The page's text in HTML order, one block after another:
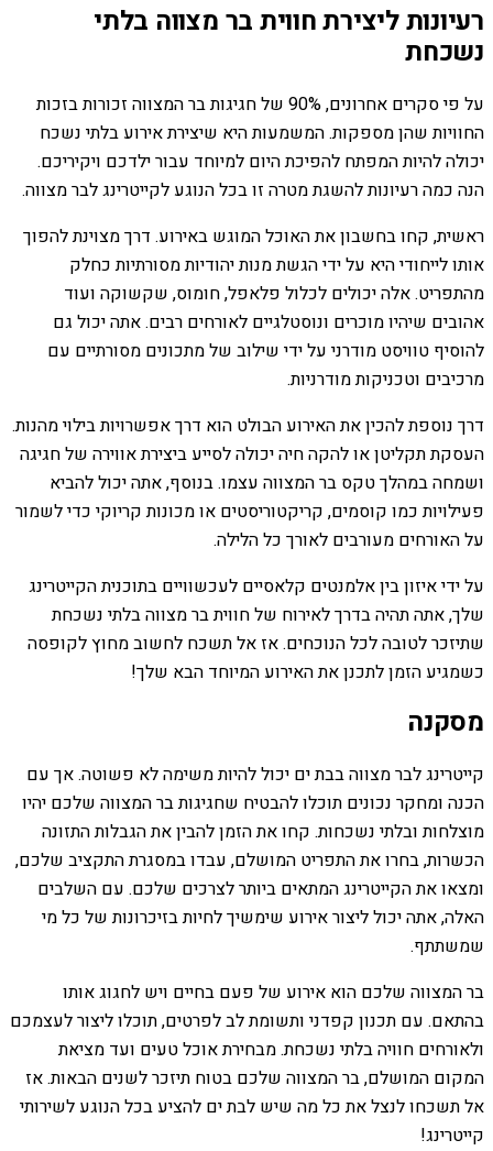
רעיונות ליצירת חווית בר מצווה בלתי
נשכחת
על פי סקרים אחרונים, 90% של חגיגות בר המצווה זכורות בזכות
החוויות שהן מספקות. המשמעות היא שיצירת אירוע בלתי נשכח
יכולה להיות המפתח להפיכת היום למיוחד עבור ילדכם ויקיריכם.
הנה כמה רעיונות להשגת מטרה זו בכל הנוגע לקייטרינג לבר מצווה.
ראשית, קחו בחשבון את האוכל המוגש באירוע. דרך מצוינת להפוך
אותו לייחודי היא על ידי הגשת מנות יהודיות מסורתיות כחלק
מהתפריט. אלה יכולים לכלול פלאפל, חומוס, שקשוקה ועוד
אהובים שיהיו מוכרים ונוסטלגיים לאורחים רבים. אתה יכול גם
להוסיף טוויסט מודרני על ידי שילוב של מתכונים מסורתיים עם
מרכיבים וטכניקות מודרניות.
דרך נוספת להכין את האירוע הבולט הוא דרך אפשרויות בילוי מהנות.
העסקת תקליטן או להקה חיה יכולה לסייע ביצירת אווירה של חגיגה
ושמחה במהלך טקס בר המצווה עצמו. בנוסף, אתה יכול להביא
פעילויות כמו קוסמים, קריקטוריסטים או מכונות קריוקי כדי לשמור
על האורחים מעורבים לאורך כל הלילה.
על ידי איזון בין אלמנטים קלאסיים לעכשוויים בתוכנית הקייטרינג
שלך, אתה תהיה בדרך לאירוח של חווית בר מצווה בלתי נשכחת
שתיזכר לטובה לכל הנוכחים. אז אל תשכח לחשוב מחוץ לקופסה
כשמגיע הזמן לתכנן את האירוע המיוחד הבא שלך!
מסקנה
קייטרינג לבר מצווה בבת ים יכול להיות משימה לא פשוטה. אך עם
הכנה ומחקר נכונים תוכלו להבטיח שחגיגות בר המצווה שלכם יהיו
מוצלחות ובלתי נשכחות. קחו את הזמן להבין את הגבלות התזונה
הכשרות, בחרו את התפריט המושלם, עבדו במסגרת התקציב שלכם,
ומצאו את הקייטרינג המתאים ביותר לצרכים שלכם. עם השלבים
האלה, אתה יכול ליצור אירוע שימשיך לחיות בזיכרונות של כל מי
שמשתתף.
בר המצווה שלכם הוא אירוע של פעם בחיים ויש לחגוג אותו
בהתאם. עם תכנון קפדני ותשומת לב לפרטים, תוכלו ליצור לעצמכם
ולאורחים חוויה בלתי נשכחת. מבחירת אוכל טעים ועד מציאת
המקום המושלם, בר המצווה שלכם בטוח תיזכר לשנים הבאות. אז
אל תשכחו לנצל את כל מה שיש לבת ים להציע בכל הנוגע לשירותי
קייטרינג!